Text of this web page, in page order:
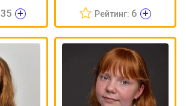
35 + Рейтинг: 6 +